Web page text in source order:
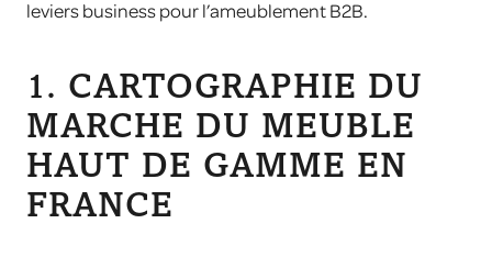
leviers business pour l’ameublement B2B.
1. CARTOGRAPHIE DU
MARCHE DU MEUBLE
HAUT DE GAMME EN
FRANCE